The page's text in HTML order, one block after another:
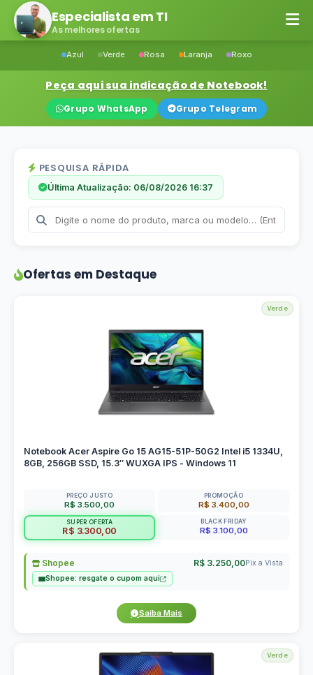
Especialista em TI
As melhores ofertas
Azul Verde Rosa Laranja Roxo
Peça aqui sua indicação de Notebook!
Grupo WhatsApp Grupo Telegram
PESQUISA RÁPIDA
Última Atualização: 06/08/2026 16:37
Ofertas em Destaque
Verde
Notebook Acer Aspire Go 15 AG15-51P-50G2 Intel i5 1334U,
8GB, 256GB SSD, 15.3″ WUXGA IPS - Windows 11
PREÇO JUSTO
R$ 3.500,00
PROMOÇÃO
R$ 3.400,00
SUPER OFERTA
R$ 3.300,00
BLACK FRIDAY
R$ 3.100,00
Shopee R$ 3.250,00Pix a Vista
Shopee: resgate o cupom aqui
Saiba Mais
Verde